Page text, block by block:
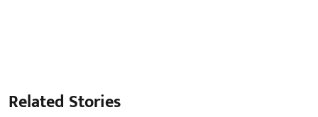
Related Stories